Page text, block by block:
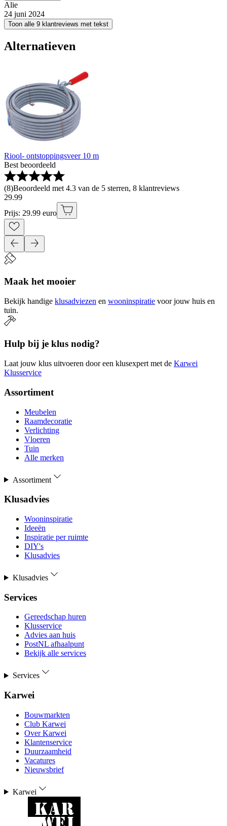
Alie
24 juni 2024
Toon alle 9 klantreviews met tekst
Alternatieven
Riool- ontstoppingsveer 10 m
Best beoordeeld
(8)Beoordeeld met 4.3 van de 5 sterren, 8 klantreviews
29.99
Prijs: 29.99 euro
Maak het mooier
Bekijk handige klusadviezen en wooninspiratie voor jouw huis en
tuin.
Hulp bij je klus nodig?
Laat jouw klus uitvoeren door een klusexpert met de Karwei
Klusservice
Assortiment
Meubelen
Raamdecoratie
Verlichting
Vloeren
Tuin
Alle merken
Assortiment
Klusadvies
Wooninspiratie
Ideeën
Inspiratie per ruimte
DIY's
Klusadvies
Klusadvies
Services
Gereedschap huren
Klusservice
Advies aan huis
PostNL afhaalpunt
Bekijk alle services
Services
Karwei
Bouwmarkten
Club Karwei
Over Karwei
Klantenservice
Duurzaamheid
Vacatures
Nieuwsbrief
Karwei